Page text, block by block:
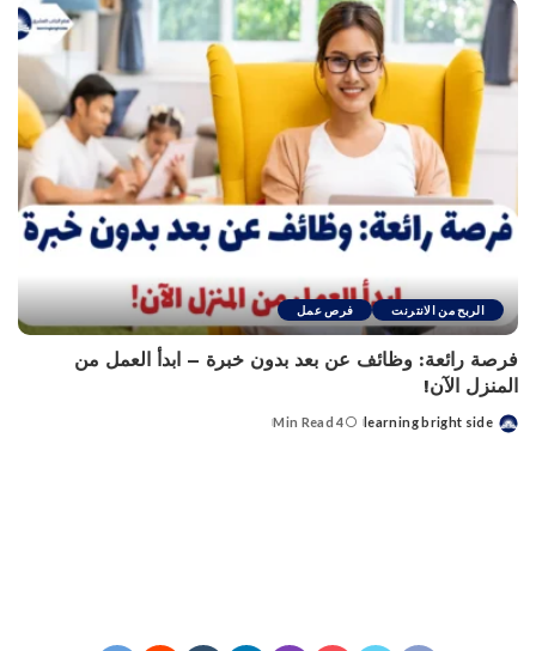
الربح من الانترنت فرص عمل
فرصة رائعة: وظائف عن بعد بدون خبرة – ابدأ العمل من
المنزل الآن!
Posted
learning bright side
4 Min Read